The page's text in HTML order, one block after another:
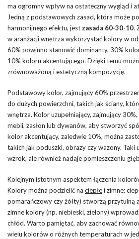
ma ogromny wpływ na ostateczny wygląd i
Jedną z podstawowych zasad, która może
harmonijnego efektu, jestzasada 60-30-10.
w aranżacji wnętrza wykorzystać kolory w
60% powinno stanowić dominanty, 30%
10% koloru akcentującego. Dzięki temu
zrównoważoną i estetyczną kompozycję.
Podstawowy kolor, zajmujący 60%
do dużych powierzchni, takich jak ściany,
wnętrza. Kolor uzupełniający, zajmujący
mebli, zasłon lub dywanów, aby stworzyć
kolor akcentujący, zaledwie 10%, można
takich jak poduszki, obrazy czy wazony. Taki
wzrok, ale również nadaje pomieszczeniu
Kolejnym istotnym aspektem łączenia
Kolory można podzielić na ciepłei zimne;
pomarańczowy czy żółty) stworzą przytulną
zimne kolory (np. niebieski, zielony)
chłód. Warto pamiętać, aby zachować
wielu kolorów o różnych temperaturach w